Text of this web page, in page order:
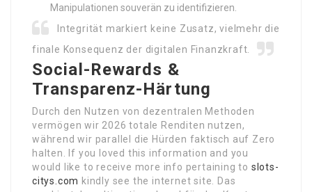
Manipulationen souverän zu identifizieren.
Integrität markiert keine Zusatz, vielmehr die
finale Konsequenz der digitalen Finanzkraft.
Social-Rewards &
Transparenz-Härtung
Durch den Nutzen von dezentralen Methoden
vermögen wir 2026 totale Renditen nutzen,
während wir parallel die Hürden faktisch auf Zero
halten. If you loved this information and you
would like to receive more info pertaining to slots-
citys.com kindly see the internet site. Das